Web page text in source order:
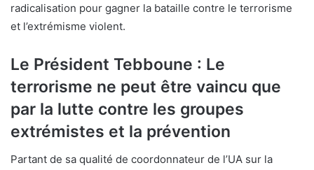
radicalisation pour gagner la bataille contre le terrorisme
et l’extrémisme violent.
Le Président Tebboune : Le
terrorisme ne peut être vaincu que
par la lutte contre les groupes
extrémistes et la prévention
Partant de sa qualité de coordonnateur de l’UA sur la